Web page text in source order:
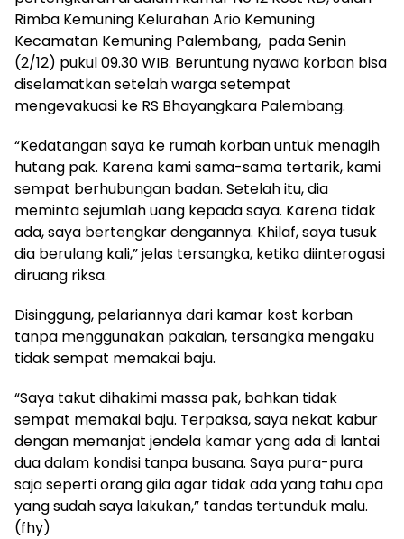
Rimba Kemuning Kelurahan Ario Kemuning
Kecamatan Kemuning Palembang, pada Senin
(2/12) pukul 09.30 WIB. Beruntung nyawa korban bisa
diselamatkan setelah warga setempat
mengevakuasi ke RS Bhayangkara Palembang.
“Kedatangan saya ke rumah korban untuk menagih
hutang pak. Karena kami sama-sama tertarik, kami
sempat berhubungan badan. Setelah itu, dia
meminta sejumlah uang kepada saya. Karena tidak
ada, saya bertengkar dengannya. Khilaf, saya tusuk
dia berulang kali,” jelas tersangka, ketika diinterogasi
diruang riksa.
Disinggung, pelariannya dari kamar kost korban
tanpa menggunakan pakaian, tersangka mengaku
tidak sempat memakai baju.
“Saya takut dihakimi massa pak, bahkan tidak
sempat memakai baju. Terpaksa, saya nekat kabur
dengan memanjat jendela kamar yang ada di lantai
dua dalam kondisi tanpa busana. Saya pura-pura
saja seperti orang gila agar tidak ada yang tahu apa
yang sudah saya lakukan,” tandas tertunduk malu.
(fhy)